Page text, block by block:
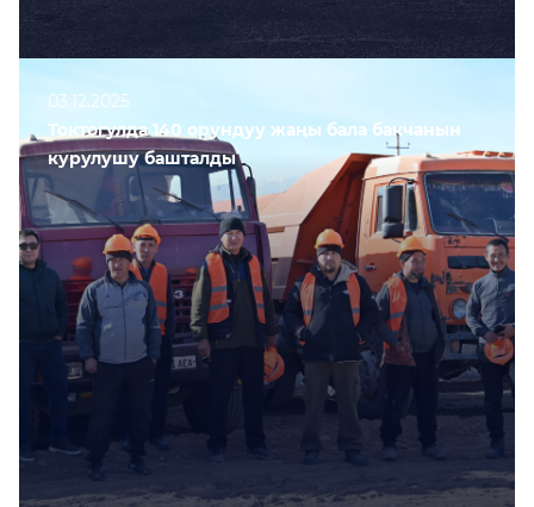
03.12.2025
Токтогулда 140 орундуу жаңы бала бакчанын
курулушу башталды